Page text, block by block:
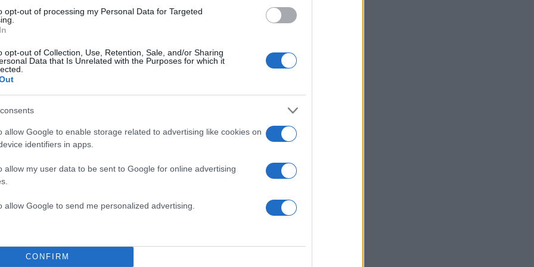
opt-out of processing my Personal Data for Targeted
opt-out of Collection, Use, Retention, Sale, and/or Sharing
Data that Is Unrelated with the Purposes for which it
allow Google to enable storage related to advertising like cookies on
identifiers in apps.
allow my user data to be sent to Google for online advertising
allow Google to send me personalized advertising.
CONFIRM
να διατηρήσουν την ψυχραιμία τους και να κατευθυνθούν
σημείο», σημείωσε το υπουργείο Εσωτερικών
sounded ..Citizens and residents are urged to remain
the nearest safe place.
(@moi_bahrain)June 6, 2026
και Μπαχρέιν
Φρουροί της Επανάστασης